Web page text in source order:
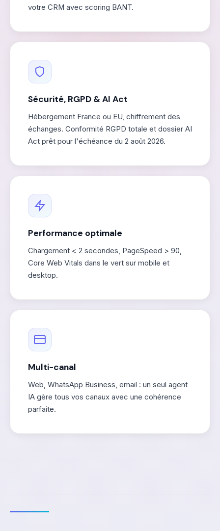
votre CRM avec scoring BANT.
Sécurité, RGPD & AI Act
Hébergement France ou EU, chiffrement des
échanges. Conformité RGPD totale et dossier AI
Act prêt pour l'échéance du 2 août 2026.
Performance optimale
Chargement < 2 secondes, PageSpeed > 90,
Core Web Vitals dans le vert sur mobile et
desktop.
Multi-canal
Web, WhatsApp Business, email : un seul agent
IA gère tous vos canaux avec une cohérence
parfaite.